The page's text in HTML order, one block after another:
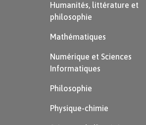
Ce premier chapitre permet
personnage du narrateur, Adolphe.
homme vient de terminer ses
dans une petite ville en
« Je ne me trouvais à mon aise
Humanités, littérature et
philosophie
Mathématiques
Numérique et Sciences
Informatiques
Philosophie
Physique-chimie